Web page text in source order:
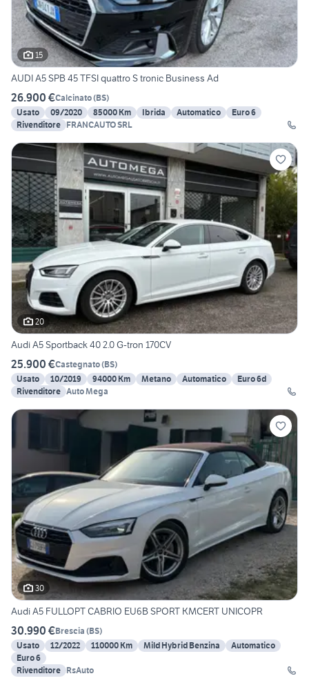
15
AUDI A5 SPB 45 TFSI quattro S tronic Business Ad
26.900 €Calcinato(BS)
Usato
09/2020 85000 Km Ibrida Automatico
Euro 6
Rivenditore FRANCAUTO SRL
20
Audi A5 Sportback 40 2.0 G-tron 170CV
25.900 €Castegnato(BS)
Usato
10/2019 94000 Km Metano Automatico
Euro 6d
Rivenditore Auto Mega
30
Audi A5 FULLOPT CABRIO EU6B SPORT KMCERT UNICOPR
30.990 €Brescia (BS)
Usato
12/2022 110000 Km Mild Hybrid Benzina
Automatico
Euro 6
Rivenditore RsAuto